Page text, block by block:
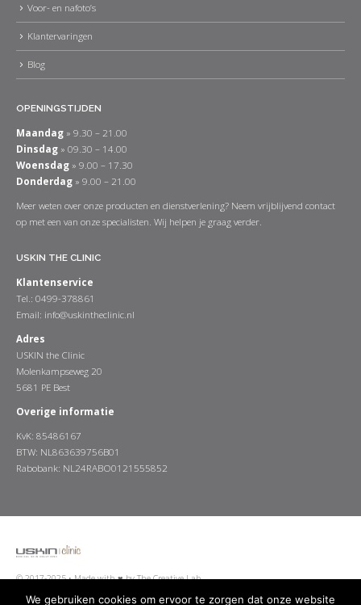
Voor- en nafoto’s
Klantervaringen
Blog
OPENINGSTIJDEN
Maandag » 9.30 – 21.00
Dinsdag » 09.30 – 14.00
Woensdag » 9.00 – 17.30
Donderdag » 9.00 – 21.00
Meer weten over onze producten en dienstverlening? Neem vrijblijvend contact
op met een van onze specialisten. Wij helpen je graag verder.
USKIN THE CLINIC
Klantenservice
Tel.: 0499-378861
Email: info@uskintheclinic.nl
Adres
USKIN the Clinic
Molenkampseweg 20
5681 PE Best
Overige informatie
KvK: 85486167
BTW: NL863639756B01
Rabobank: NL24RABO0121555852
© 2017-2025 •Made with ♥ by The Creative Lab
We gebruiken cookies om ervoor te zorgen dat onze website